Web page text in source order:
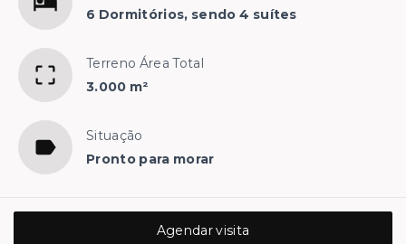
6 Dormitórios, sendo 4 suítes
Terreno Área Total
3.000 m²
Situação
Pronto para morar
Agendar visita